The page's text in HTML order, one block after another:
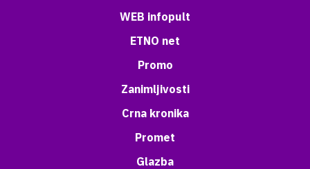
WEB infopult
ETNO net
Promo
Zanimljivosti
Crna kronika
Promet
Glazba